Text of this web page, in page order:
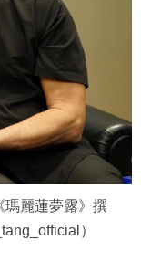
瑪麗蓮夢露》撰
）